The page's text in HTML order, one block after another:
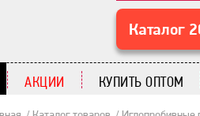
Каталог
АКЦИИ КУПИТЬ ОПТОМ